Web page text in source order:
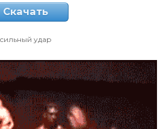
Скачать
сильный удар